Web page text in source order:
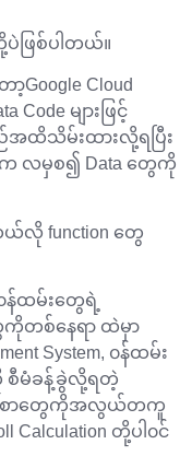
တို့ပဲဖြစ်ပါတယ်။
ာ့Google Cloud
Code များဖြင့်
အထိသိမ်းထားလို့ရပြီး
လမှစ၍ Data တွေကို
ဘယ်လို function တွေ
၀န်ထမ်းတွေရဲ့
ေကိုတစ်နေရာ ထဲမှာ
System, ၀န်ထမ်း
စီမံခန့်ခွဲလို့ရတဲ့
လစာတွေကိုအလွယ်တကူ
တို့ပါ၀င်